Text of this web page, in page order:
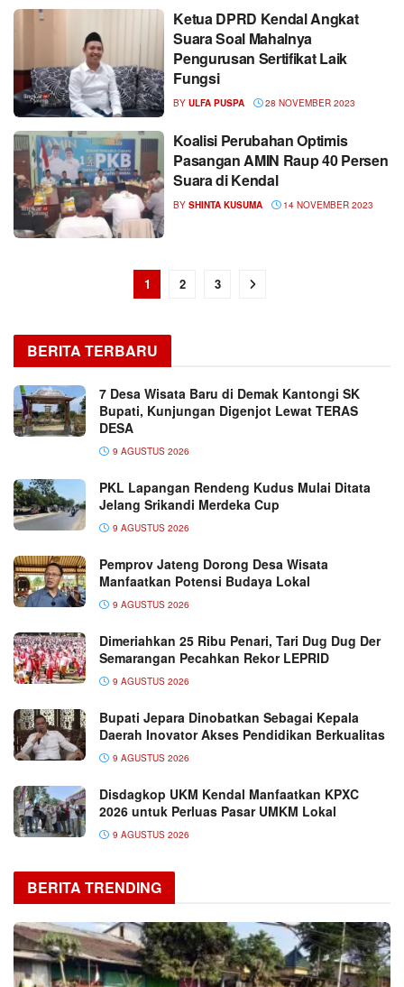
Ketua DPRD Kendal Angkat
Suara Soal Mahalnya
Pengurusan Sertifikat Laik
Fungsi
BY ULFA PUSPA 28 NOVEMBER 2023
Koalisi Perubahan Optimis
Pasangan AMIN Raup 40 Persen
Suara di Kendal
BY SHINTA KUSUMA 14 NOVEMBER 2023
1 2 3
BERITA TERBARU
7 Desa Wisata Baru di Demak Kantongi SK
Bupati, Kunjungan Digenjot Lewat TERAS
DESA
9 AGUSTUS 2026
PKL Lapangan Rendeng Kudus Mulai Ditata
Jelang Srikandi Merdeka Cup
9 AGUSTUS 2026
Pemprov Jateng Dorong Desa Wisata
Manfaatkan Potensi Budaya Lokal
9 AGUSTUS 2026
Dimeriahkan 25 Ribu Penari, Tari Dug Dug Der
Semarangan Pecahkan Rekor LEPRID
9 AGUSTUS 2026
Bupati Jepara Dinobatkan Sebagai Kepala
Daerah Inovator Akses Pendidikan Berkualitas
9 AGUSTUS 2026
Disdagkop UKM Kendal Manfaatkan KPXC
2026 untuk Perluas Pasar UMKM Lokal
9 AGUSTUS 2026
BERITA TRENDING